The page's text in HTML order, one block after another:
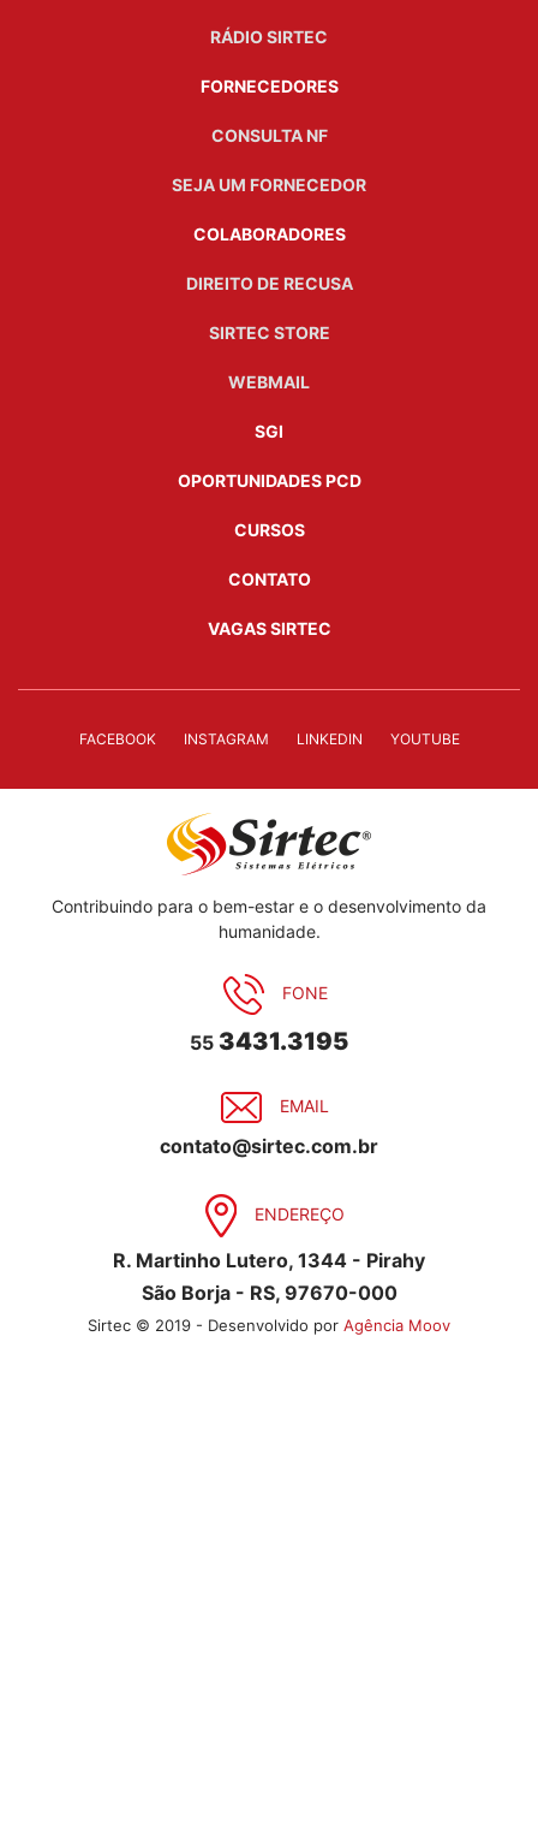
RÁDIO SIRTEC
FORNECEDORES
CONSULTA NF
SEJA UM FORNECEDOR
COLABORADORES
DIREITO DE RECUSA
SIRTEC STORE
WEBMAIL
SGI
OPORTUNIDADES PCD
CURSOS
CONTATO
VAGAS SIRTEC
FACEBOOK INSTAGRAM LINKEDIN YOUTUBE
Contribuindo para o bem-estar e o desenvolvimento da
humanidade.
FONE
55 3431.3195
EMAIL
contato@sirtec.com.br
ENDEREÇO
R. Martinho Lutero, 1344 - Pirahy
São Borja - RS, 97670-000
Sirtec © 2019 - Desenvolvido por Agência Moov